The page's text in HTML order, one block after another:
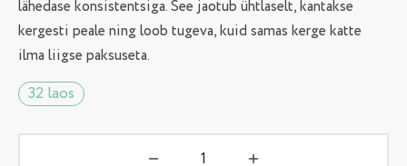
lähedase konsistentsiga. See jaotub ühtlaselt, kantakse
kergesti peale ning loob tugeva, kuid samas kerge katte
ilma liigse paksuseta.
32 laos